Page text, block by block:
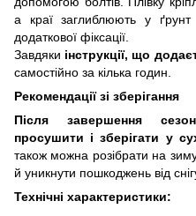
а краї заглиблюють у
додаткової фіксації.
Завдяки інструкції, що
самостійно за кілька годин.
Рекомендації зі зберігання
Після завершення
просушити і зберігати у
також можна розібрати на
й уникнути пошкоджень від
Технічні характеристики: